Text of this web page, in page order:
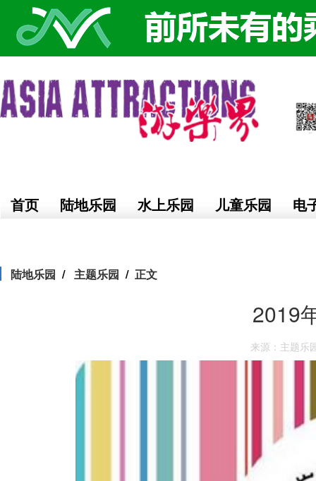
首页 陆地乐园 水上乐园 儿童乐园 电
陆地乐园 主题乐园 正文
2019
来源：主题乐